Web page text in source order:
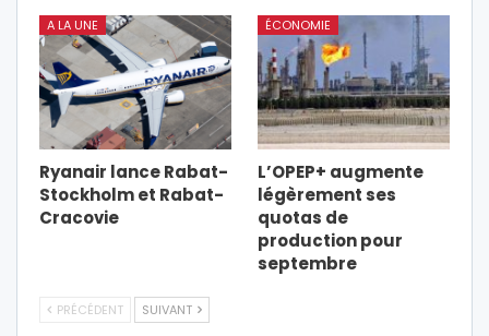
A LA UNE
Ryanair lance Rabat-
Stockholm et Rabat-
Cracovie
ÉCONOMIE
L’OPEP+ augmente
légèrement ses
quotas de
production pour
septembre
PRÉCÉDENT SUIVANT